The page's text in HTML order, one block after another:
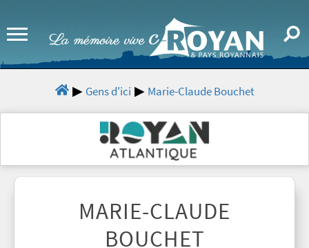
Gens d'ici Marie-Claude Bouchet
MARIE-CLAUDE
BOUCHET